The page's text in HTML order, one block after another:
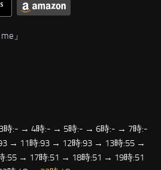
me 」
:- → 4時:- → 5時:- → 6時:- → 7時:-
→ 11時:93 → 12時:93 → 13時:55 →
:55 → 17時:51 → 18時:51 → 19時:51